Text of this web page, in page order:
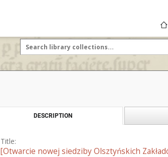
DESCRIPTION
Title:
[Otwarcie nowej siedziby Olsztyńskich